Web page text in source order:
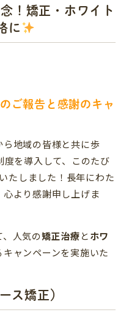
！矯正・ホワイト
に
ご報告と感謝のキャ
地域の皆様と共に歩
を導入して、このたび
いたしました！長年にわた
より感謝申し上げま
人気の矯正治療とホワ
ャンペーンを実施いた
ス矯正）